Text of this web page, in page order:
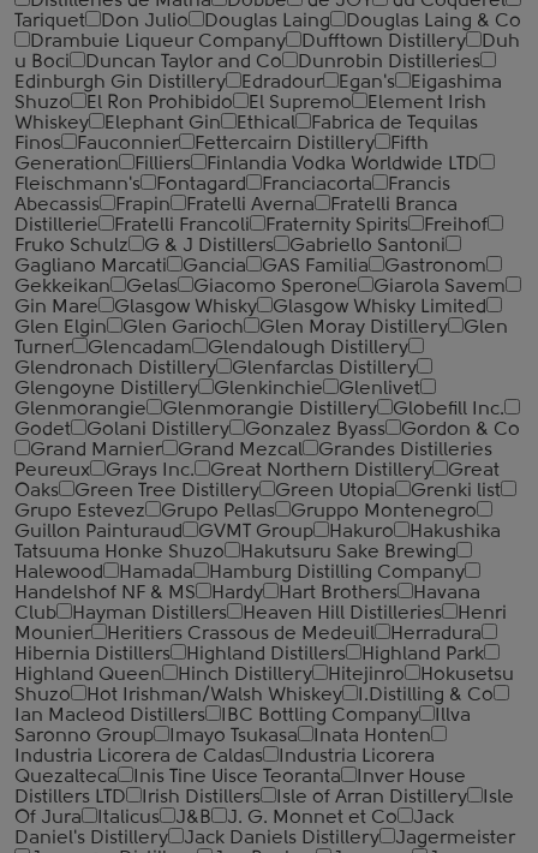
Tariquet
Don Julio Douglas Laing
Douglas Laing & Co
Drambuie Liqueur Company
Dufftown Distillery
Duh
u Boci
Duncan Taylor and Co
Dunrobin Distilleries
Edinburgh Gin Distillery
Edradour Egan's
Eigashima
Shuzo
El Ron Prohibido El Supremo
Element Irish
Whiskey
Elephant Gin Ethical
Fabrica de Tequilas
Finos
Fauconnier Fettercairn Distillery
Fifth
Generation
Filliers
Finlandia Vodka Worldwide LTD
Fleischmann's
Fontagard Franciacorta
Francis
Abecassis
Frapin Fratelli Averna
Fratelli Branca
Distillerie
Fratelli ‎Francoli Fraternity Spirits
Freihof
Fruko Schulz
G & J Distillers
Gabriello Santoni
Gagliano Marcati
Gancia GAS Familia
Gastronom
Gekkeikan
Gelas Giacomo Sperone
Giarola Savem
Gin Mare
Glasgow Whisky
Glasgow Whisky Limited
Glen Elgin
Glen Garioch Glen Moray Distillery
Glen
Turner
Glencadam
Glendalough Distillery
Glendronach Distillery
Glenfarclas Distillery
Glengoyne Distillery
Glenkinchie
Glenlivet
Glenmorangie
Glenmorangie Distillery
Globefill Inc.
Godet
Golani Distillery Gonzalez Byass
Gordon & Co
Grand Marnier
Grand Mezcal
Grandes Distilleries
Peureux
Grays Inc. Great Northern Distillery
Great
Oaks
Green Tree Distillery Green Utopia
Grenki list
Grupo Estevez
Grupo Pellas
Gruppo Montenegro
Guillon Painturaud
GVMT Group Hakuro
Hakushika
Tatsuuma Honke Shuzo
Hakutsuru Sake Brewing
Halewood
Hamada
Hamburg Distilling Company
Handelshof NF & MS
Hardy Hart Brothers
Havana
Club
Hayman Distillers Heaven Hill Distilleries
Henri
Mounier
Heritiers Crassous de Medeuil
Herradura
Hibernia Distillers
Highland Distillers
Highland Park
Highland Queen
Hinch Distillery Hitejinro
Hokusetsu
Shuzo
Hot Irishman/Walsh Whiskey
I.Distilling & Co
Ian Macleod Distillers
IBC Bottling Company
Illva
Saronno Group
Imayo Tsukasa
Inata Honten
Industria Licorera de Caldas
Industria Licorera
Quezalteca
Inis Tine Uisce Teoranta
Inver House
Distillers LTD
Irish Distillers Isle of Arran Distillery
Isle
Of Jura
Italicus J&B J. G. Monnet et Co
Jack
Daniel's Distillery
Jack Daniels Distillery
Jagermeister